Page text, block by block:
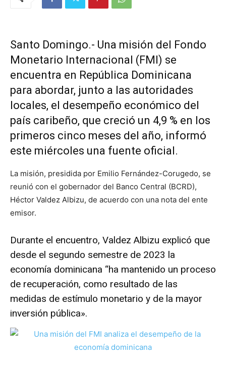
Santo Domingo.- Una misión del Fondo
Monetario Internacional (FMI) se
encuentra en República Dominicana
para abordar, junto a las autoridades
locales, el desempeño económico del
país caribeño, que creció un 4,9 % en los
primeros cinco meses del año, informó
este miércoles una fuente oficial.
La misión, presidida por Emilio Fernández-Corugedo, se
reunió con el gobernador del Banco Central (BCRD),
Héctor Valdez Albizu, de acuerdo con una nota del ente
emisor.
Durante el encuentro, Valdez Albizu explicó que
desde el segundo semestre de 2023 la
economía dominicana “ha mantenido un proceso
de recuperación, como resultado de las
medidas de estímulo monetario y de la mayor
inversión pública».